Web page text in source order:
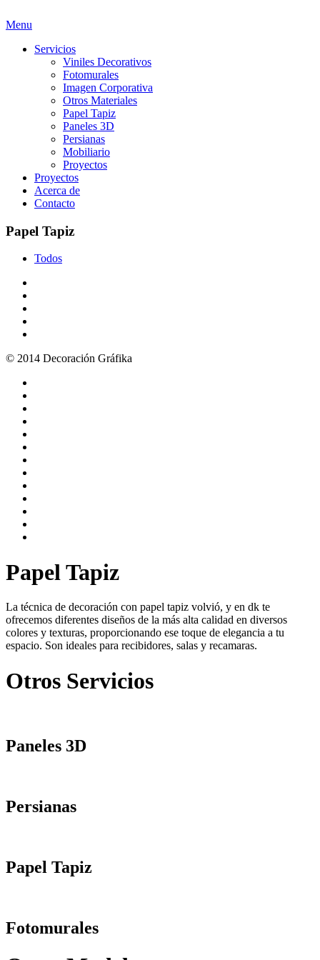
Menu
Servicios
Viniles Decorativos
Fotomurales
Imagen Corporativa
Otros Materiales
Papel Tapiz
Paneles 3D
Persianas
Mobiliario
Proyectos
Proyectos
Acerca de
Contacto
Papel Tapiz
Todos
© 2014 Decoración Gráfika
Papel Tapiz
La técnica de decoración con papel tapiz volvió, y en dk te
ofrecemos diferentes diseños de la más alta calidad en diversos
colores y texturas, proporcionando ese toque de elegancia a tu
espacio. Son ideales para recibidores, salas y recamaras.
Otros Servicios
Paneles 3D
Persianas
Papel Tapiz
Fotomurales